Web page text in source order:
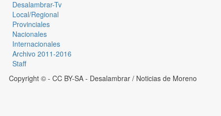
Desalambrar-Tv
Local/Regional
Provinciales
Nacionales
Internacionales
Archivo 2011-2016
Staff
Copyright © - CC BY-SA - Desalambrar / Noticias de Moreno